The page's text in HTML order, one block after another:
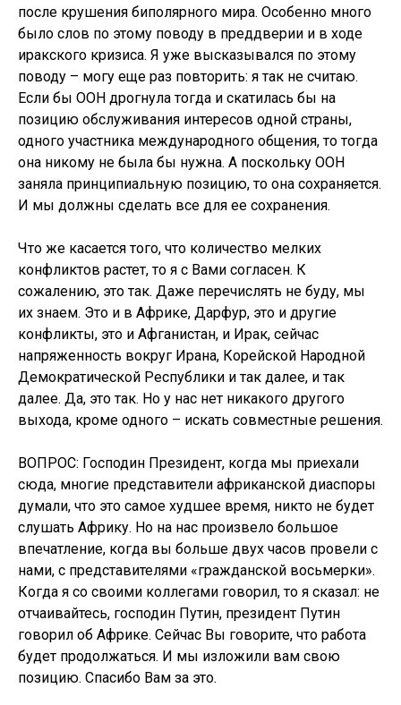
после крушения биполярного мира. Особенно много
было слов по этому поводу в преддверии и в ходе
иракского кризиса. Я уже высказывался по этому
поводу – могу еще раз повторить: я так не считаю.
Если бы ООН дрогнула тогда и скатилась бы на
позицию обслуживания интересов одной страны,
одного участника международного общения, то тогда
она никому не была бы нужна. А поскольку ООН
заняла принципиальную позицию, то она сохраняется.
И мы должны сделать все для ее сохранения.
Что же касается того, что количество мелких
конфликтов растет, то я с Вами согласен. К
сожалению, это так. Даже перечислять не буду, мы
их знаем. Это и в Африке, Дарфур, это и другие
конфликты, это и Афганистан, и Ирак, сейчас
напряженность вокруг Ирана, Корейской Народной
Демократической Республики и так далее, и так
далее. Да, это так. Но у нас нет никакого другого
выхода, кроме одного – искать совместные решения.
ВОПРОС: Господин Президент, когда мы приехали
сюда, многие представители африканской диаспоры
думали, что это самое худшее время, никто не будет
слушать Африку. Но на нас произвело большое
впечатление, когда вы больше двух часов провели с
нами, с представителями «гражданской восьмерки».
Когда я со своими коллегами говорил, то я сказал: не
отчаивайтесь, господин Путин, президент Путин
говорил об Африке. Сейчас Вы говорите, что работа
будет продолжаться. И мы изложили вам свою
позицию. Спасибо Вам за это.